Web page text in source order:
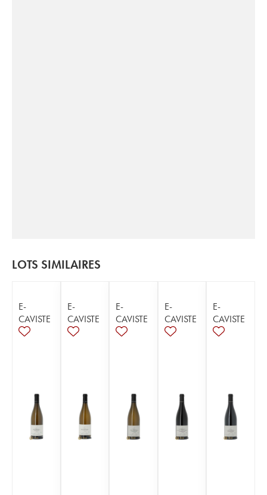
LOTS SIMILAIRES
E-
CAVISTE
E-
CAVISTE
E-
CAVISTE
E-
CAVISTE
E-
CAVISTE